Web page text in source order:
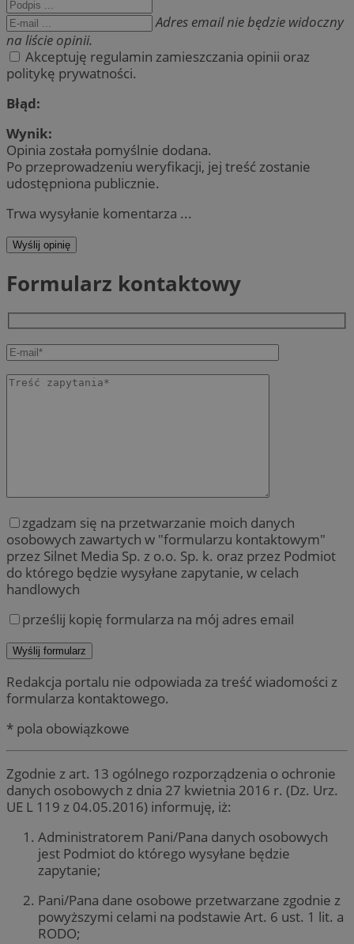
Adres email nie będzie widoczny
na liście opinii.
Akceptuję regulamin zamieszczania opinii oraz
politykę prywatności.
Błąd:
Wynik:
Opinia została pomyślnie dodana.
Po przeprowadzeniu weryfikacji, jej treść zostanie
udostępniona publicznie.
Trwa wysyłanie komentarza ...
Wyślij opinię
Formularz kontaktowy
zgadzam się na przetwarzanie moich danych
osobowych zawartych w "formularzu kontaktowym"
przez Silnet Media Sp. z o.o. Sp. k. oraz przez Podmiot
do którego będzie wysyłane zapytanie, w celach
handlowych
prześlij kopię formularza na mój adres email
Redakcja portalu nie odpowiada za treść wiadomości z
formularza kontaktowego.
* pola obowiązkowe
Zgodnie z art. 13 ogólnego rozporządzenia o ochronie
danych osobowych z dnia 27 kwietnia 2016 r. (Dz. Urz.
UE L 119 z 04.05.2016) informuję, iż:
Administratorem Pani/Pana danych osobowych
jest Podmiot do którego wysyłane będzie
zapytanie;
Pani/Pana dane osobowe przetwarzane zgodnie z
powyższymi celami na podstawie Art. 6 ust. 1 lit. a
RODO;